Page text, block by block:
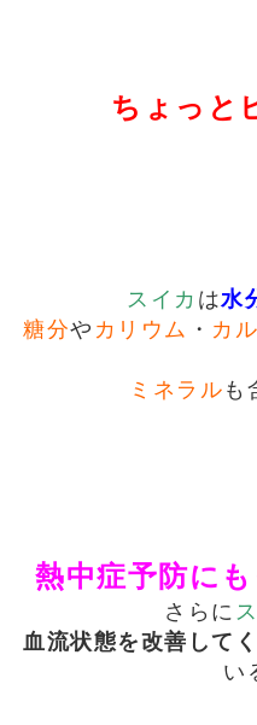
ちょっと
スイカ は水
糖分や カリウム ・ カ
ミネラル も
熱中症予防に
さらに
血流状態を改善して
い